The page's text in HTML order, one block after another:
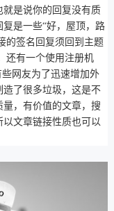
是说你的回复没有质
是一些“好，屋顶，路
的签名回复须回到主题
还有一个使用注册机
网友为了迅速增加外
了很多垃圾，这是不
，有价值的文章，搜
文章链接性质也可以